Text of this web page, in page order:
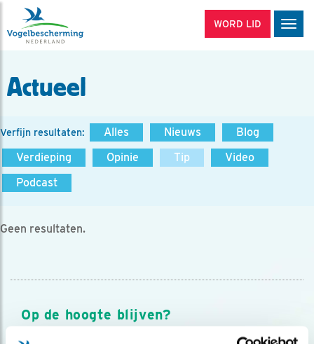
WORD LID
Actueel
Verfijn resultaten: Alles Nieuws
Blog
Verdieping
Opinie Tip
Video
Podcast
Geen resultaten.
Op de hoogte blijven?
Meld je aan en ontvang nieuws, inspiratie, acties en tips